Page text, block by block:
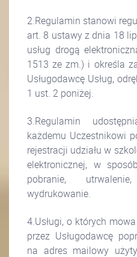
2.Regulamin stanowi
art. 8 ustawy z dnia 18
usług drogą
1513 ze zm.) i określa
Usługodawcę Usług,
1 ust. 2 poniżej.
3.Regulamin
każdemu Uczestnikowi
rejestracji udziału w
elektronicznej, w
pobranie,
wydrukowanie.
4.Usługi, o których
przez Usługodawcę
na adres mailowy